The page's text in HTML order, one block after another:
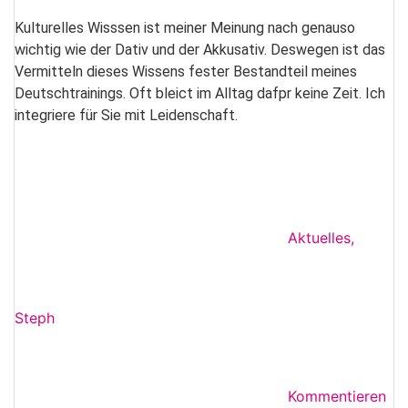
Kulturelles Wisssen ist meiner Meinung nach genauso
wichtig wie der Dativ und der Akkusativ. Deswegen ist das
Vermitteln dieses Wissens fester Bestandteil meines
Deutschtrainings. Oft bleict im Alltag dafpr keine Zeit. Ich
integriere für Sie mit Leidenschaft.
Aktuelles,
Steph
Kommentieren